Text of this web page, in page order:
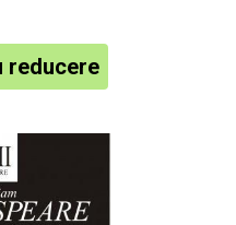
reducere